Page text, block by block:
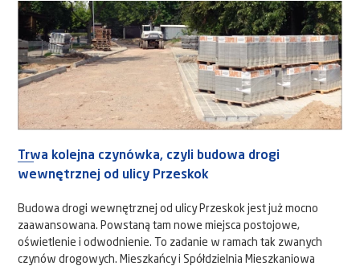
Trwa kolejna czynówka, czyli budowa drogi
wewnętrznej od ulicy Przeskok
Budowa drogi wewnętrznej od ulicy Przeskok jest już mocno
zaawansowana. Powstaną tam nowe miejsca postojowe,
oświetlenie i odwodnienie. To zadanie w ramach tak zwanych
czynów drogowych. Mieszkańcy i Spółdzielnia Mieszkaniowa